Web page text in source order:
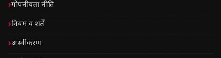
गोपनीयता नीति
नियम व शर्तें
अस्वीकरण